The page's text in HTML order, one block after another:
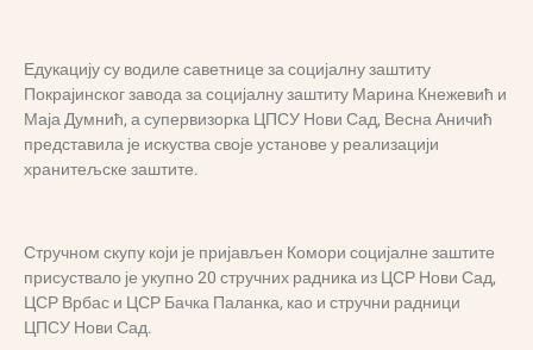
Едукацију су водиле саветнице за социјалну заштиту
Покрајинског завода за социјалну заштиту Марина Кнежевић и
Маја Думнић, а супервизорка ЦПСУ Нови Сад, Весна Аничић
представила је искуства своје установе у реализацији
хранитељске заштите.
Стручном скупу који је пријављен Комори социјалне заштите
присуствало је укупно 20 стручних радника из ЦСР Нови Сад,
ЦСР Врбас и ЦСР Бачка Паланка, као и стручни радници
ЦПСУ Нови Сад.